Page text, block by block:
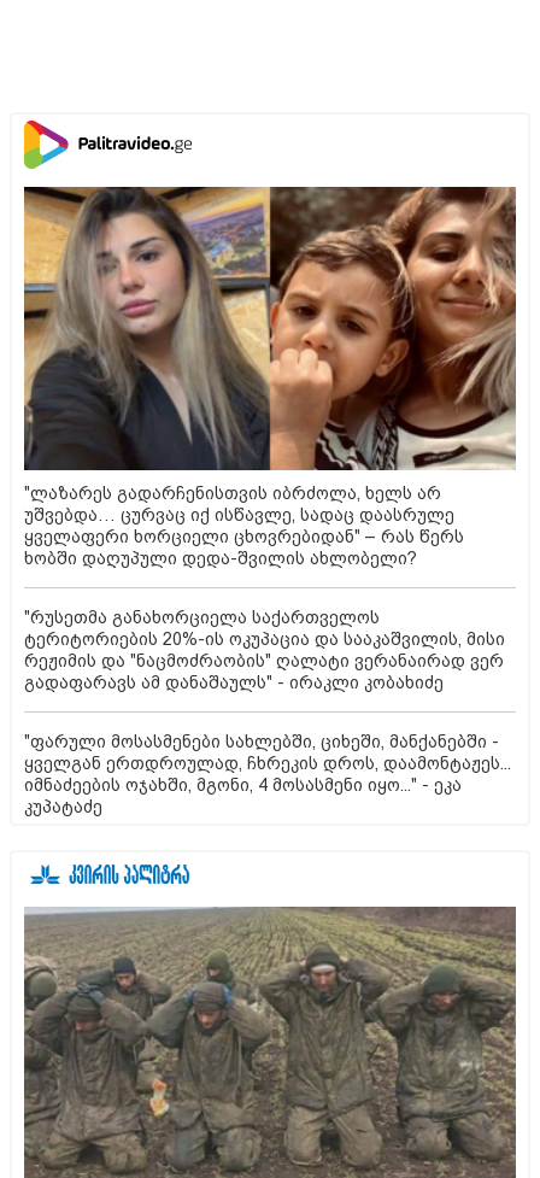
"ლაზარეს გადარჩენისთვის იბრძოლა, ხელს არ
უშვებდა… ცურვაც იქ ისწავლე, სადაც დაასრულე
ყველაფერი ხორციელი ცხოვრებიდან" – რას წერს
ხობში დაღუპული დედა-შვილის ახლობელი?
"რუსეთმა განახორციელა საქართველოს
ტერიტორიების 20%-ის ოკუპაცია და სააკაშვილის, მისი
რეჟიმის და "ნაცმოძრაობის" ღალატი ვერანაირად ვერ
გადაფარავს ამ დანაშაულს" - ირაკლი კობახიძე
"ფარული მოსასმენები სახლებში, ციხეში, მანქანებში -
ყველგან ერთდროულად, ჩხრეკის დროს, დაამონტაჟეს...
იმნაძეების ოჯახში, მგონი, 4 მოსასმენი იყო..." - ეკა
კუპატაძე